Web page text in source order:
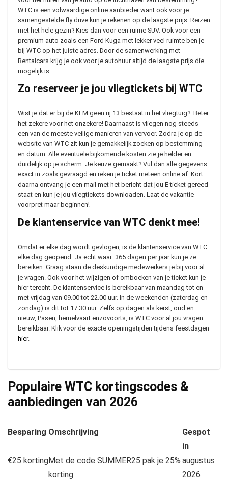
WTC is een volwaardige online aanbieder want ook voor je
samengestelde fly drive kun je rekenen op de laagste prijs. Reizen
met het hele gezin? Kies dan voor een ruime SUV. Ook voor een
premium auto zoals een Ford Kuga met lekker veel ruimte ben je
bij WTC op het juiste adres. Door de samenwerking met
Rentalcars krijg je ook voor je autohuur altijd de laagste prijs die
mogelijk is.
Zo reserveer je jou vliegtickets bij WTC
Wist je dat er bij de KLM geen rij 13 bestaat in het vliegtuig? Beter
het zekere voor het onzekere! Daarnaast is vliegen nog steeds
een van de meeste veilige manieren van vervoer. Zodra je op de
website van WTC zit kun je gemakkelijk zoeken op bestemming
en datum. Alle eventuele bijkomende kosten zie je helder en
duidelijk op je scherm. Je keuze gemaakt? Vul dan alle gegevens
exact in zoals gevraagd en reken je ticket meteen online af. Kort
daarna ontvang je een mail met het bericht dat jou E ticket gereed
staat en kun je jou vliegtickets downloaden. Laat de vakantie
voorpret maar beginnen!
De klantenservice van WTC denkt mee!
Omdat er elke dag wordt gevlogen, is de klantenservice van WTC
elke dag geopend. Ja echt waar: 365 dagen per jaar kun je ze
bereiken. Graag staan de deskundige medewerkers je bij voor al
je vragen. Ook voor het wijzigen of omboeken van je ticket kun je
hier terecht. De klantenservice is bereikbaar van maandag tot en
met vrijdag van 09.00 tot 22.00 uur. In de weekenden (zaterdag en
zondag) is dit tot 17.30 uur. Zelfs op dagen als kerst, oud en
nieuw, Pasen, hemelvaart enzovoorts, is WTC voor al jou vragen
bereikbaar. Klik voor de exacte openingstijden tijdens feestdagen
hier.
Populaire WTC kortingscodes &
aanbiedingen van 2026
Besparing Omschrijving
Gespot
in
€25 kortingMet de code SUMMER25 pak je 25%
korting
augustus
2026